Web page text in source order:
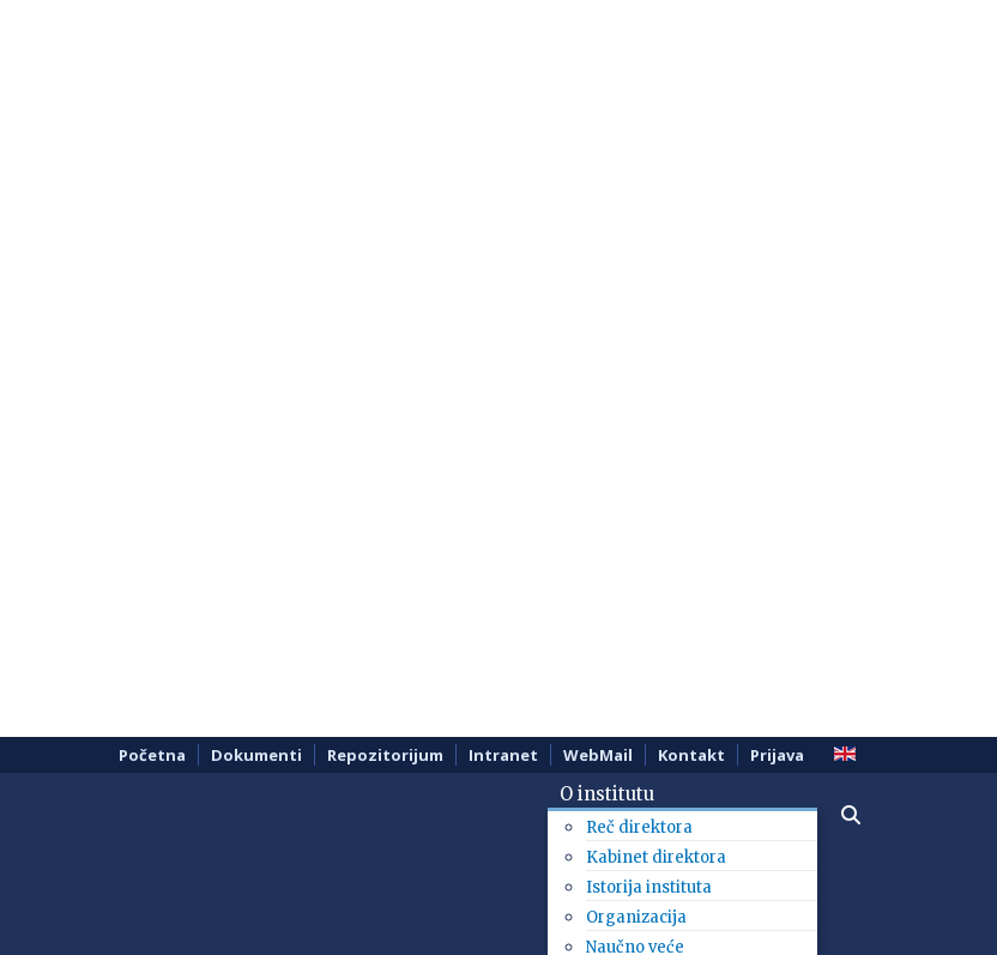
Početna Dokumenti Repozitorijum Intranet WebMail Kontakt Prijava
O institutu
Reč direktora
Kabinet direktora
Istorija instituta
Organizacija
Naučno veće